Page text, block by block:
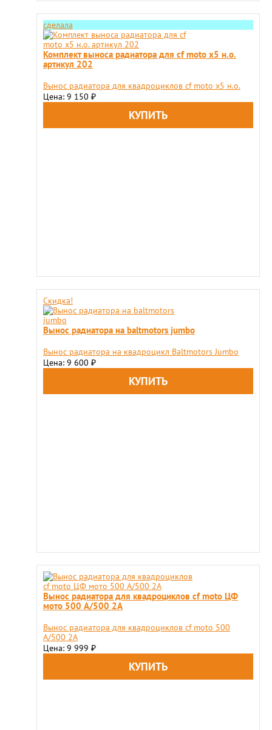
сделала
Комплект выноса радиатора для cf moto x5 н.о.
артикул 202
Вынос радиатора для квадроциклов cf moto x5 н.о.
Цена: 9 150 ₽
Скидка!
Вынос радиатора на baltmotors jumbo
Вынос радиатора на квадроцикл Baltmotors Jumbo
Цена: 9 600 ₽
Вынос радиатора для квадроциклов сf moto ЦФ
мото 500 A/500 2A
Вынос радиатора для квадроциклов сf moto 500
A/500 2A
Цена: 9 999 ₽